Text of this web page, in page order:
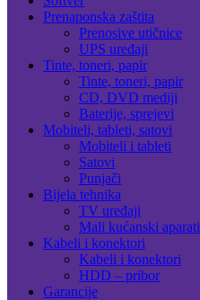
Prenaponska zaštita
Prenosive utičnice
UPS uređaji
Tinte, toneri, papir
Tinte, toneri, papir
CD, DVD mediji
Baterije, sprejevi
Mobiteli, tableti, satovi
Mobiteli i tableti
Satovi
Punjači
Bijela tehnika
TV uređaji
Mali kućanski aparati
Kabeli i konektori
Kabeli i konektori
HDD – pribor
Garancije